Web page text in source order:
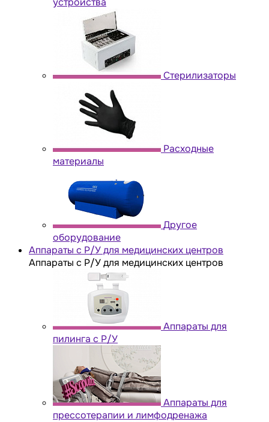
Стерилизаторы
Расходные
материалы
Другое
оборудование
Аппараты с Р/У для медицинских центров
Аппараты с Р/У для медицинских центров
Аппараты для
пилинга с Р/У
Аппараты для
прессотерапии и лимфодренажа